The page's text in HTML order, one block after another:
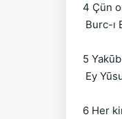
4 Çün
Burc-ı
5
Ey
6 Her